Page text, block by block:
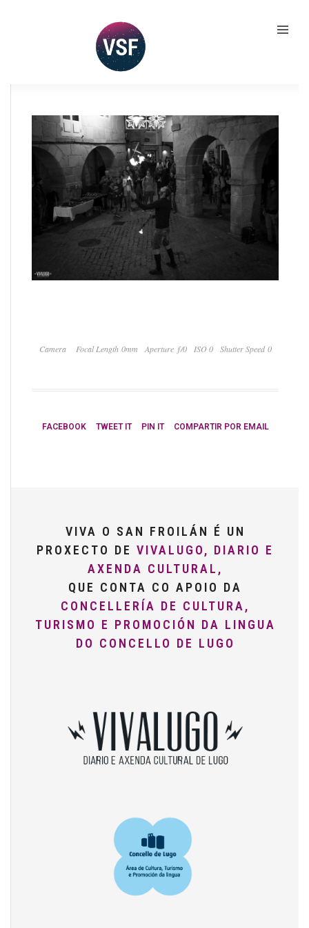
Camera Focal Length 0mm Aperture ƒ/0 ISO 0 Shutter Speed 0
FACEBOOK TWEET IT PIN IT COMPARTIR POR EMAIL
VIVA O SAN FROILÁN É UN
PROXECTO DE VIVALUGO, DIARIO E
AXENDA CULTURAL,
QUE CONTA CO APOIO DA
CONCELLERÍA DE CULTURA,
TURISMO E PROMOCIÓN DA LINGUA
DO CONCELLO DE LUGO